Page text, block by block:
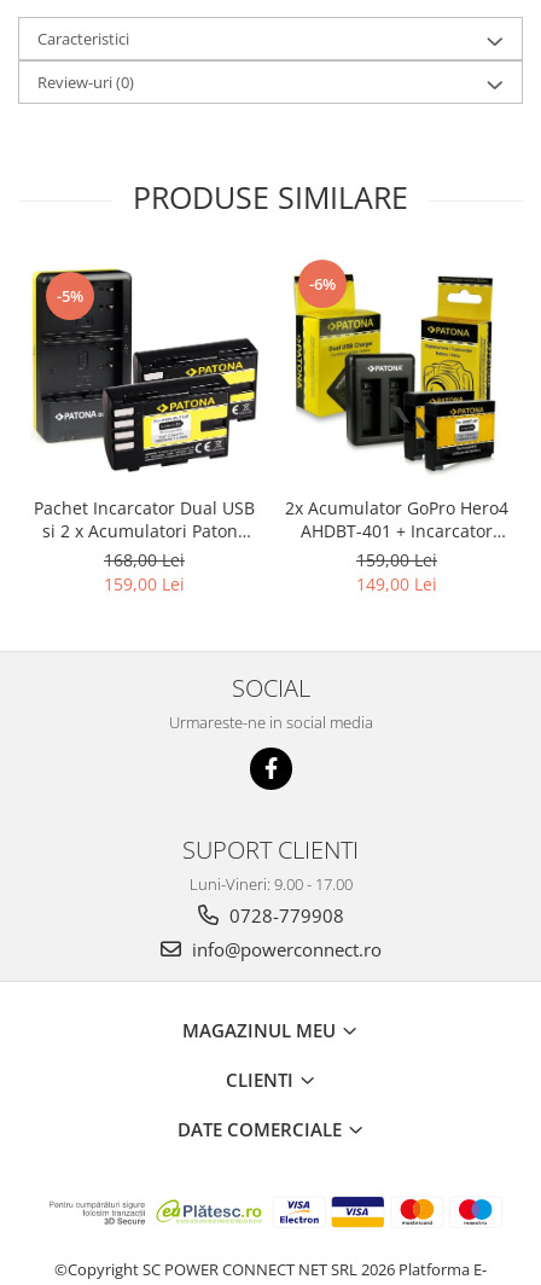
Caracteristici
Review-uri(0)
PRODUSE SIMILARE
-5%
Pachet Incarcator Dual USB
si 2 x Acumulatori Patona
DMW-BLF19E pentru
Panasonic Lumix DC-GH5
168,00 Lei
159,00 Lei
-6%
2x Acumulator GoPro Hero4
AHDBT-401 + Incarcator
Dual AHBBP-401
159,00 Lei
149,00 Lei
SOCIAL
Urmareste-ne in social media
SUPORT CLIENTI
Luni-Vineri: 9.00 - 17.00
0728-779908
info@powerconnect.ro
MAGAZINUL MEU
CLIENTI
DATE COMERCIALE
©Copyright SC POWER CONNECT NET SRL 2026 Platforma E-